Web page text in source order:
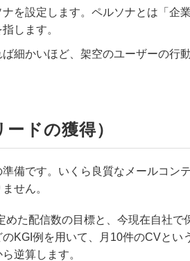
を設定します。ペルソナとは「企
します。
細かいほど、架空のユーザーの行
ドの獲得）
備です。いくら良質なメールコン
せん。
めた配信数の目標と、今現在自社
KGI例を用いて、月10件のCVとい
逆算します。